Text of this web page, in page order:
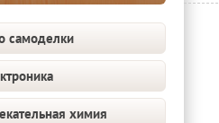
самоделки
химия